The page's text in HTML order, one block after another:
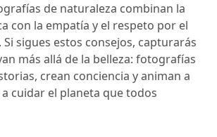
de naturaleza combinan la
con la empatía y el respeto por el
sigues estos consejos, capturarás
más allá de la belleza: fotografías
crean conciencia y animan a
cuidar el planeta que todos